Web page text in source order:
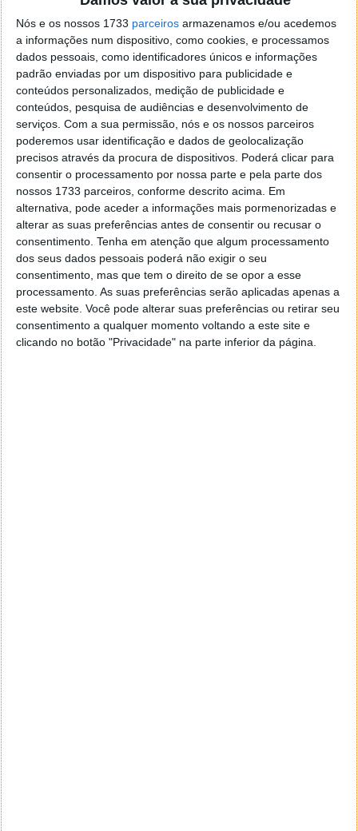
Nós e os nossos 1733 parceiros armazenamos e/ou acedemos
a informações num dispositivo, como cookies, e processamos
dados pessoais, como identificadores únicos e informações
padrão enviadas por um dispositivo para publicidade e
conteúdos personalizados, medição de publicidade e
conteúdos, pesquisa de audiências e desenvolvimento de
serviços. Com a sua permissão, nós e os nossos parceiros
poderemos usar identificação e dados de geolocalização
precisos através da procura de dispositivos. Poderá clicar para
consentir o processamento por nossa parte e pela parte dos
nossos 1733 parceiros, conforme descrito acima. Em
alternativa, pode aceder a informações mais pormenorizadas e
alterar as suas preferências antes de consentir ou recusar o
consentimento. Tenha em atenção que algum processamento
dos seus dados pessoais poderá não exigir o seu
consentimento, mas que tem o direito de se opor a esse
processamento. As suas preferências serão aplicadas apenas a
este website. Você pode alterar suas preferências ou retirar seu
consentimento a qualquer momento voltando a este site e
clicando no botão "Privacidade" na parte inferior da página.